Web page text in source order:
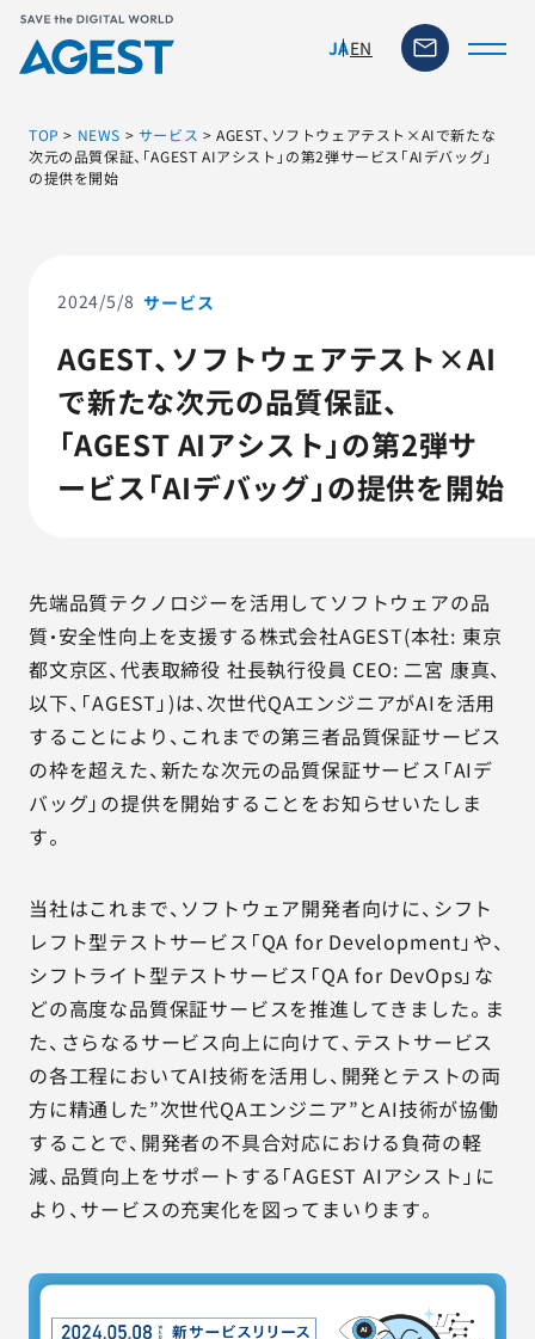
JAEN
TFACT (AIテストツール)
ニュース
セミナー・イベント
事例紹介
品質コラム
会社情報
サービス詳細資料 見積・お問い合わせ
サービスお問い合わせ専用番号
03-6865-4864
（平日9:30〜18:00）
※その他のご連絡は03-5333-1246
TOP > NEWS > サービス >AGEST、ソフトウェアテスト×AIで新たな
次元の品質保証、「AGEST AIアシスト」の第2弾サービス「AIデバッグ」
の提供を開始
2024/5/8 サービス
AGEST、ソフトウェアテスト×AI
で新たな次元の品質保証、
「AGEST AIアシスト」の第2弾サ
ービス「AIデバッグ」の提供を開始
先端品質テクノロジーを活用してソフトウェアの品
質・安全性向上を支援する株式会社AGEST(本社: 東京
都文京区、代表取締役 社長執行役員 CEO: 二宮 康真、
以下、「AGEST」)は、次世代QAエンジニアがAIを活用
することにより、これまでの第三者品質保証サービス
の枠を超えた、新たな次元の品質保証サービス「AIデ
バッグ」の提供を開始することをお知らせいたしま
す。
当社はこれまで、ソフトウェア開発者向けに、シフト
レフト型テストサービス「QA for Development」や、
シフトライト型テストサービス「QA for DevOps」な
どの高度な品質保証サービスを推進してきました。ま
た、さらなるサービス向上に向けて、テストサービス
の各工程においてAI技術を活用し、開発とテストの両
方に精通した”次世代QAエンジニア”とAI技術が協働
することで、開発者の不具合対応における負荷の軽
減、品質向上をサポートする「AGEST AIアシスト」に
より、サービスの充実化を図ってまいります。